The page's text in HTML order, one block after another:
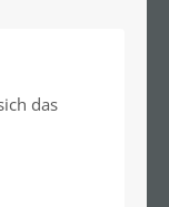
das